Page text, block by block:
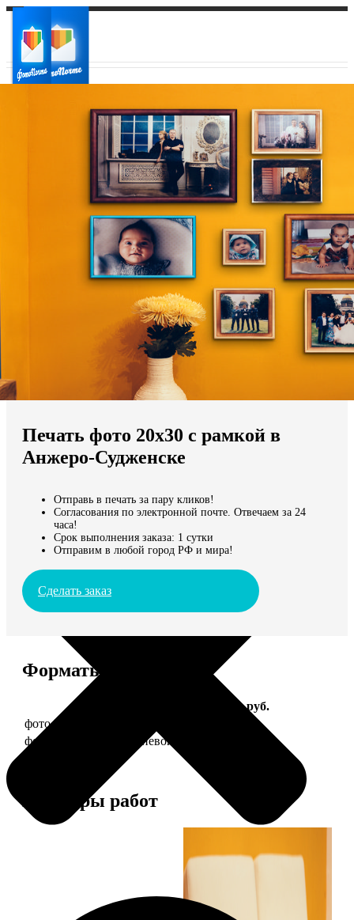
Ваш регион доставки
Выберите из списка:
Мы доставляем по всему миру
Продолжить без города
Печать фото 20х30 с рамкой в
Анжеро-Судженске
Отправь в печать за пару кликов!
Согласования по электронной почте. Отвечаем за 24
часа!
Срок выполнения заказа: 1 сутки
Отправим в любой город РФ и мира!
Сделать заказ
Форматы и цены
Цена, руб.
фото 20х30 в деревянной рамке
фото 20х30 в алюминиевой рамке
Примеры работ